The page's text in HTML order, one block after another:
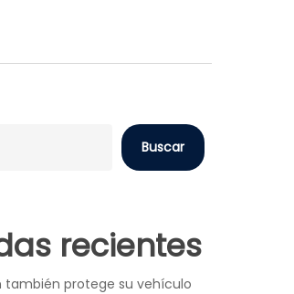
Buscar
recientes
también protege su vehículo